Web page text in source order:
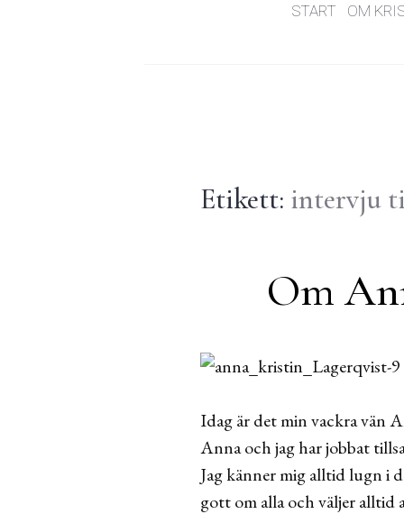
START OM
Etikett: intervju
Om
Idag är det min vackra vän
Anna och jag har jobbat
Jag känner mig alltid lugn i
gott om alla och väljer